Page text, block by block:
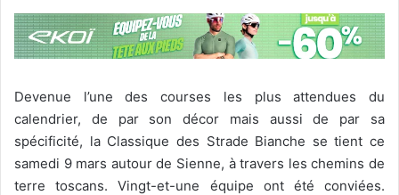
Devenue l’une des courses les plus attendues du
calendrier, de par son décor mais aussi de par sa
spécificité, la Classique des Strade Bianche se tient ce
samedi 9 mars autour de Sienne, à travers les chemins de
terre toscans. Vingt-et-une équipe ont été conviées.